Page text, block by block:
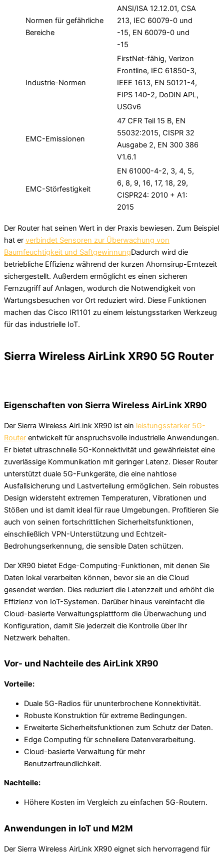
Normen für gefährliche
Bereiche
ANSI/ISA 12.12.01, CSA
213, IEC 60079-0 und
-15, EN 60079-0 und
-15
Industrie-Normen
FirstNet-fähig, Verizon
Frontline, IEC 61850-3,
IEEE 1613, EN 50121-4,
FIPS 140-2, DoDIN APL,
USGv6
EMC-Emissionen
47 CFR Teil 15 B, EN
55032:2015, CISPR 32
Ausgabe 2, EN 300 386
V1.6.1
EMC-Störfestigkeit
EN 61000-4-2, 3, 4, 5,
6, 8, 9, 16, 17, 18, 29,
CISPR24: 2010 + A1:
2015
Der Router hat seinen Wert in der Praxis bewiesen. Zum Beispiel
hat er verbindet Sensoren zur Überwachung von
Baumfeuchtigkeit und SaftgewinnungDadurch wird die
betriebliche Effizienz während der kurzen Ahornsirup-Erntezeit
sichergestellt. Außerdem ermöglicht es einen sicheren
Fernzugriff auf Anlagen, wodurch die Notwendigkeit von
Wartungsbesuchen vor Ort reduziert wird. Diese Funktionen
machen das Cisco IR1101 zu einem leistungsstarken Werkzeug
für das industrielle IoT.
Sierra Wireless AirLink XR90 5G Router
Eigenschaften von Sierra Wireless AirLink XR90
Der Sierra Wireless AirLink XR90 ist ein leistungsstarker 5G-
Router entwickelt für anspruchsvolle industrielle Anwendungen.
Er bietet ultraschnelle 5G-Konnektivität und gewährleistet eine
zuverlässige Kommunikation mit geringer Latenz. Dieser Router
unterstützt duale 5G-Funkgeräte, die eine nahtlose
Ausfallsicherung und Lastverteilung ermöglichen. Sein robustes
Design widersteht extremen Temperaturen, Vibrationen und
Stößen und ist damit ideal für raue Umgebungen. Profitieren Sie
auch von seinen fortschrittlichen Sicherheitsfunktionen,
einschließlich VPN-Unterstützung und Echtzeit-
Bedrohungserkennung, die sensible Daten schützen.
Der XR90 bietet Edge-Computing-Funktionen, mit denen Sie
Daten lokal verarbeiten können, bevor sie an die Cloud
gesendet werden. Dies reduziert die Latenzzeit und erhöht die
Effizienz von IoT-Systemen. Darüber hinaus vereinfacht die
Cloud-basierte Verwaltungsplattform die Überwachung und
Konfiguration, damit Sie jederzeit die Kontrolle über Ihr
Netzwerk behalten.
Vor- und Nachteile des AirLink XR90
Vorteile:
Duale 5G-Radios für ununterbrochene Konnektivität.
Robuste Konstruktion für extreme Bedingungen.
Erweiterte Sicherheitsfunktionen zum Schutz der Daten.
Edge Computing für schnellere Datenverarbeitung.
Cloud-basierte Verwaltung für mehr
Benutzerfreundlichkeit.
Nachteile:
Höhere Kosten im Vergleich zu einfachen 5G-Routern.
Anwendungen in IoT und M2M
Der Sierra Wireless AirLink XR90 eignet sich hervorragend für